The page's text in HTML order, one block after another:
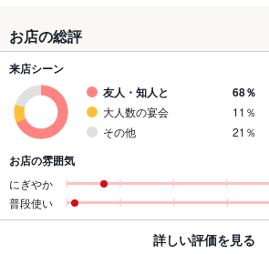
お店の総評
来店シーン
友人・知人と
68％
大人数の宴会
11％
その他
21％
お店の雰囲気
にぎやか
普段使い
詳しい評価を見る